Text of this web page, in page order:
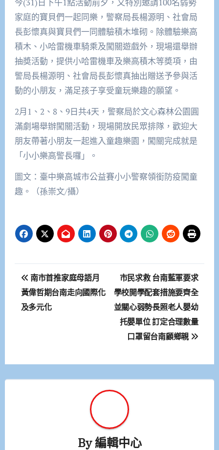
家庭的寶貝們一起同樂，警察局長楊源明、社會局
長彭懷真與寶貝們一同體驗積木堆砌。除體驗樂高
積木、小哈雷機車騎乘及闖關遊戲外，現場還舉辦
抽奬活動，提供小哈雷機車及樂高積木等奬項，由
警局長楊源明、社會局長彭懷真抽出贈送予參與活
動的小朋友，滿足孩子享受童玩樂趣的願望。
2月1、2、8、9日共4天，警察局於文心森林公園圓
滿劇場舉辦闖關活動，現場開放民眾排隊，歡迎大
朋友帶著小朋友一起進入童趣樂園，闖關完成就是
「小小樂高警長囉」。
圖文：臺中樂高城市公益賽小小警察領銜防疫闖童
趣。（孫崇文/攝）
文
章
導
南市首推家庭母語月
黃偉哲期台南走向國際化
及多元化
市民求救 台南藍軍要求
學校開學配套措施要齊全
並關心弱勢長照老人嬰幼
托嬰單位 訂定合理數量
口罩留台南顧鄉親
By編輯中心